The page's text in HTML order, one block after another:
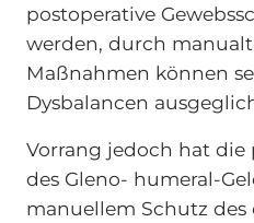
postoperative
werden, durch
Maßnahmen können
Dysbalancen
Vorrang jedoch hat die
des Gleno- humeral-
manuellem Schutz des